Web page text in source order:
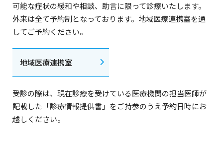
可能な症状の緩和や相談、助言に限って診療いたします。
外来は全て予約制となっております。地域医療連携室を通
してご予約ください。
地域医療連携室
受診の際は、現在診療を受けている医療機関の担当医師が
記載した「診療情報提供書」をご持参のうえ予約日時にお
越しください。